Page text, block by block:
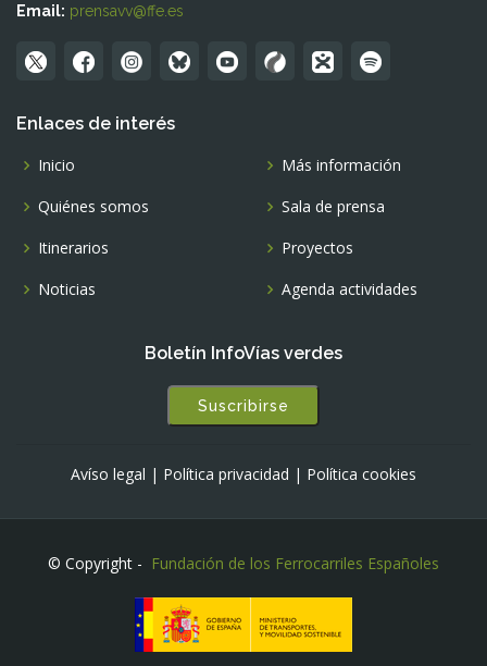
Email: prensavv@ffe.es
Enlaces de interés
Inicio
Quiénes somos
Itinerarios
Noticias
Más información
Sala de prensa
Proyectos
Agenda actividades
Boletín InfoVías verdes
Suscribirse
Avíso legal | Política privacidad | Política cookies
© Copyright - Fundación de los Ferrocarriles Españoles